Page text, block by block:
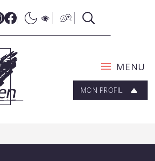
MENU
MON PROFIL